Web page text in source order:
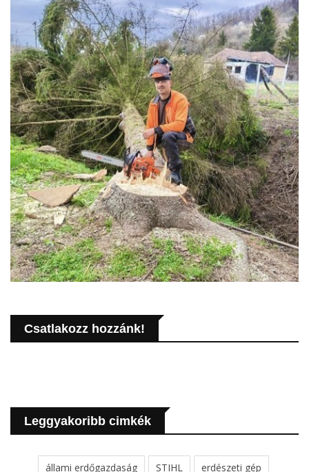
Csatlakozz hozzánk!
Leggyakoribb cimkék
állami erdőgazdaság STIHL erdészeti gép